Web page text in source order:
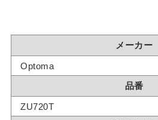
メーカー
Optoma
品番
ZU720T